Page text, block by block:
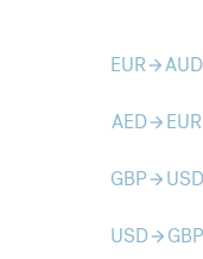
EURarrow_forwardAUD
AEDarrow_forward EUR
GBParrow_forward USD
USDarrow_forward GBP